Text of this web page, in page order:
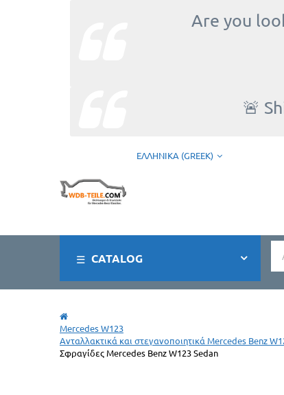
Are you
🚨
ΕΛΛΗΝΙΚΆ (GREEK)
CATALOG
Mercedes W123
Ανταλλακτικά και στεγανοποιητικά Mercedes Benz
Σφραγίδες Mercedes Benz W123 Sedan